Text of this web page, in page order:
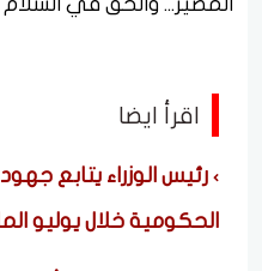
اقرأ ايضا
رئيس الوزراء يتابع
الحكومية خلال يوليو